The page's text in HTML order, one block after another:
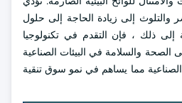
والتلوث إلى زيادة الحاجة إلى حلول
إلى ذلك ، فإن التقدم في تكنولوجيا
الصحة والسلامة في البيئات الصناعية
مما يساهم في نمو سوق تنقية